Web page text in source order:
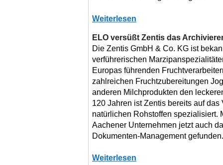
Weiterlesen
ELO versüßt Zentis das
Die Zentis GmbH & Co. KG ist
verführerischen
Europas führenden
zahlreichen Fruchtzubereitungen
anderen Milchprodukten den
120 Jahren ist Zentis bereits auf
natürlichen Rohstoffen spezialisiert.
Aachener Unternehmen jetzt auch
Dokumenten-Management gefunden.
Weiterlesen